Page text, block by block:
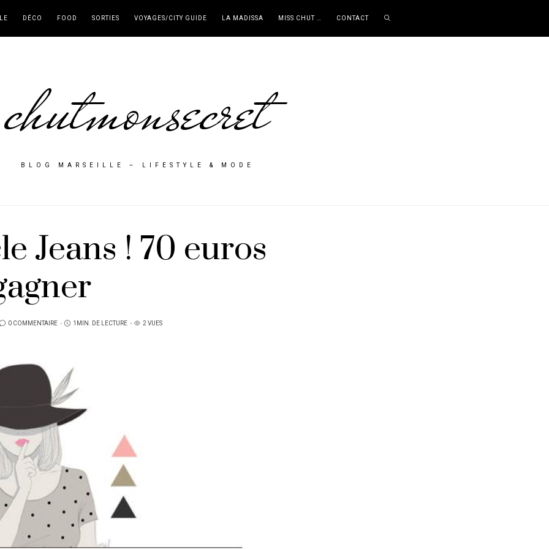
DÉCO FOOD SORTIES VOYAGES/CITY GUIDE LA MADISSA MISS CHUT … CONTACT
chutmonsecret
BLOG MARSEILLE – LIFESTYLE & MODE
Jeans ! 70 euros
0 COMMENTAIRE 1MIN. DE LECTURE 2 VUES